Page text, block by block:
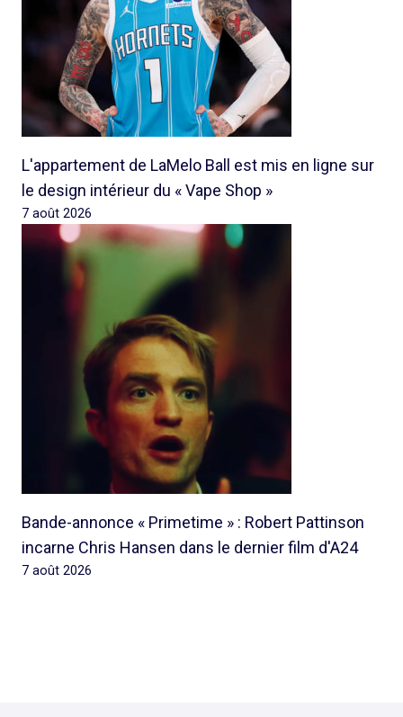
L'appartement de LaMelo Ball est mis en ligne sur
le design intérieur du « Vape Shop »
7 août 2026
Bande-annonce « Primetime » : Robert Pattinson
incarne Chris Hansen dans le dernier film d'A24
7 août 2026